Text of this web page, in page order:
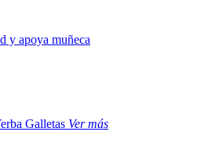
y apoya muñeca
Galletas Ver más